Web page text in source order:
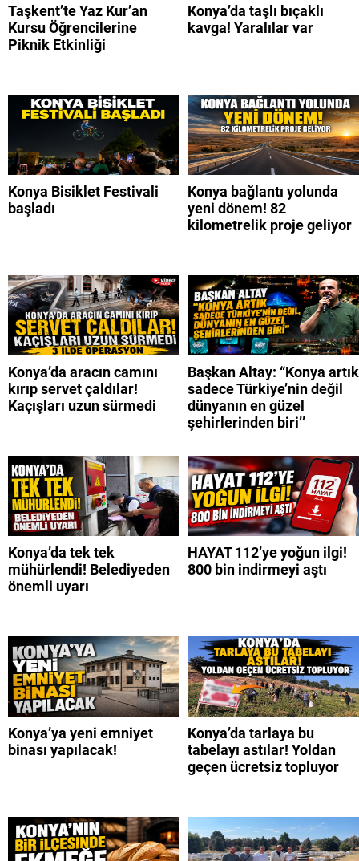
Taşkent’te Yaz Kur’an
Kursu Öğrencilerine
Piknik Etkinliği
Konya’da taşlı bıçaklı
kavga! Yaralılar var
Konya Bisiklet Festivali
başladı
Konya bağlantı yolunda
yeni dönem! 82
kilometrelik proje geliyor
Konya’da aracın camını
kırıp servet çaldılar!
Kaçışları uzun sürmedi
Başkan Altay: “Konya artık
sadece Türkiye’nin değil
dünyanın en güzel
şehirlerinden biri’’
Konya’da tek tek
mühürlendi! Belediyeden
önemli uyarı
HAYAT 112’ye yoğun ilgi!
800 bin indirmeyi aştı
Konya’ya yeni emniyet
binası yapılacak!
Konya’da tarlaya bu
tabelayı astılar! Yoldan
geçen ücretsiz topluyor